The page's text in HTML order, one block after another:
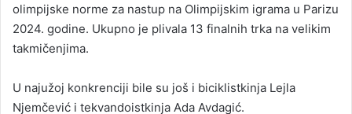
olimpijske norme za nastup na Olimpijskim igrama u Parizu
2024. godine. Ukupno je plivala 13 finalnih trka na velikim
takmičenjima.
U najužoj konkrenciji bile su još i biciklistkinja Lejla
Njemčević i tekvandoistkinja Ada Avdagić.